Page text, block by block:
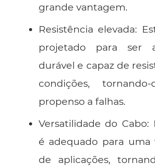
grande vantagem.
Resistência elevada:
projetado para ser
durável e capaz de
condições,
propenso a falhas.
Versatilidade do Cabo:
é adequado para uma
de aplicações,